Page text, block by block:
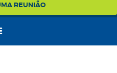
REUNIÃO